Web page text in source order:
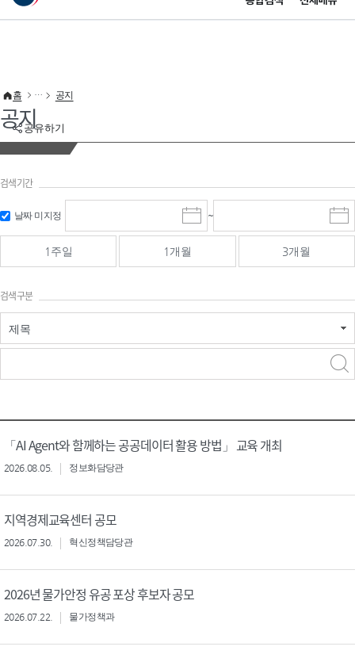
이 누리집은 대한민국 공식 전자정부 누리집입니다.
공유하기
홈 공지
공지
검색기간
날짜 미지정
시
작
일
선
~
종
료
선
1주일 1개월 3개월
검색구분
제목
「AI Agent와 함께하는 공공데이터 활용 방법」 교육 개최
2026.08.05. 정보화담당관
지역경제교육센터 공모
2026.07.30. 혁신정책담당관
2026년 물가안정 유공 포상 후보자 공모
2026.07.22. 물가정책과